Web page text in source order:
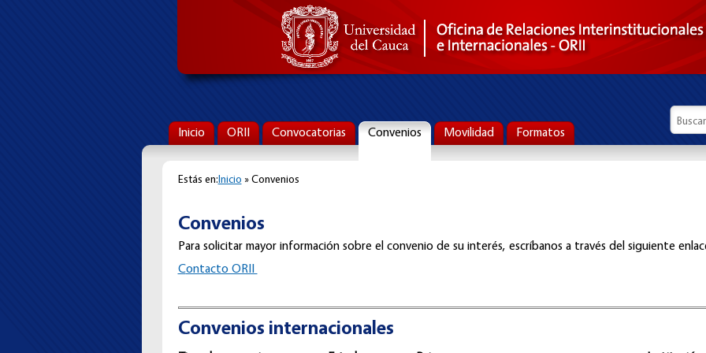
Inicio ORII Convocatorias Convenios Movilidad Formatos
Buscar
Estás en:Inicio » Convenios
Convenios
Para solicitar mayor información sobre el convenio de su interés, escríbanos a través del siguiente
Contacto ORII
Convenios internacionales